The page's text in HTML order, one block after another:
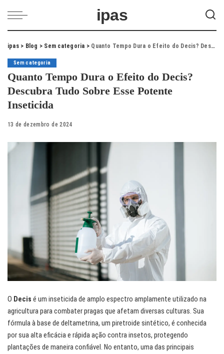
ipas
ipas> Blog > Sem categoria > Quanto Tempo Dura o Efeito do Decis? Descubra Tudo Sobre Esse Potente Inseticida
Sem categoria
Quanto Tempo Dura o Efeito do Decis?
Descubra Tudo Sobre Esse Potente
Inseticida
13 de dezembro de 2024
O Decis é um inseticida de amplo espectro amplamente utilizado na
agricultura para combater pragas que afetam diversas culturas. Sua
fórmula à base de deltametrina, um piretroide sintético, é conhecida
por sua alta eficácia e rápida ação contra insetos, protegendo
plantações de maneira confiável. No entanto, uma das principais